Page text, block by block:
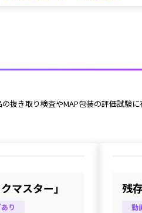
抜き取り検査やMAP包装の評価試験
マスター」
り
残
動